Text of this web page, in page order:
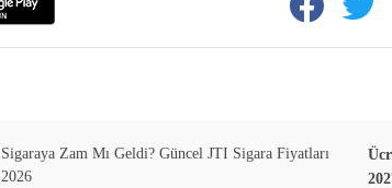
Sigaraya Zam Mı Geldi? Güncel JTI Sigara Fiyatları
2026